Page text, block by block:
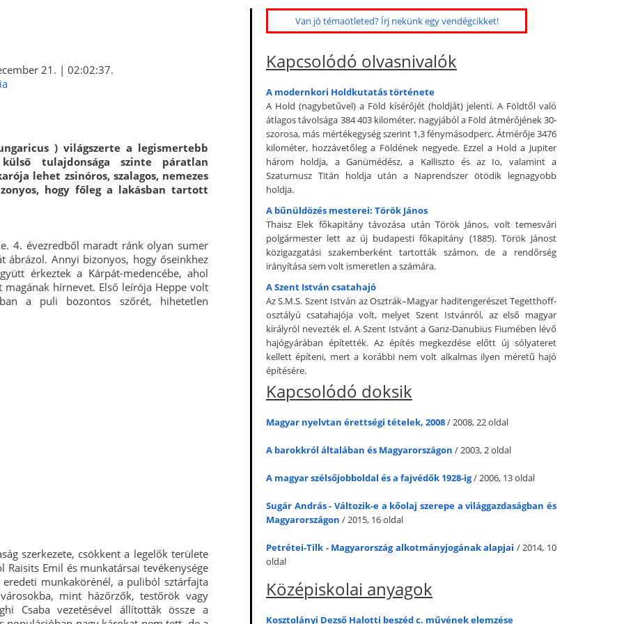
21. | 02:02:37.
) világszerte a legismertebb
tulajdonsága szinte páratlan
lehet zsinóros, szalagos, nemezes
hogy főleg a lakásban tartott
4. évezredből maradt ránk olyan sumer
ábrázol. Annyi bizonyos, hogy őseinkhez
érkeztek a Kárpát-medencébe, ahol
hírnevet. Első leírója Heppe volt
a puli bozontos szőrét, hihetetlen
szerkezete, csökkent a legelők területe
Emil és munkatársai tevékenysége
munkakörénél, a puliból sztárfajta
mint házőrzők, testőrök vagy
Csaba vezetésével állították össze a
Van jó témaötleted? Írj nekünk egy vendégcikket!
Kapcsolódó olvasnivalók
A modernkori Holdkutatás története
A Hold (nagybetűvel) a Föld kísérőjét (holdját) jelenti. A Földtől való
átlagos távolsága 384 403 kilométer, nagyjából a Föld átmérőjének 30-
szorosa, más mértékegység szerint 1,3 fénymásodperc. Átmérője 3476
kilométer, hozzávetőleg a Földének negyede. Ezzel a Hold a Jupiter
három holdja, a Ganümédész, a Kalliszto és az Io, valamint a
Szaturnusz Titán holdja után a Naprendszer ötödik legnagyobb
holdja.
A bűnüldözés mesterei: Török János
Thaisz Elek főkapitány távozása után Török János, volt temesvári
polgármester lett az új budapesti főkapitány (1885). Török Jánost
közigazgatási szakemberként tartották számon, de a rendőrség
irányítása sem volt ismeretlen a számára.
A Szent István csatahajó
Az S.M.S. Szent István az Osztrák–Magyar haditengerészet Tegetthoff-
osztályú csatahajója volt, melyet Szent Istvánról, az első magyar
királyról nevezték el. A Szent Istvánt a Ganz-Danubius Fiumében lévő
hajógyárában építették. Az építés megkezdése előtt új sólyateret
kellett építeni, mert a korábbi nem volt alkalmas ilyen méretű hajó
építésére.
Kapcsolódó doksik
Magyar nyelvtan érettségi tételek, 2008/ 2008, 22 oldal
A barokkról általában és Magyarországon / 2003, 2 oldal
A magyar szélsőjobboldal és a fajvédők 1928-ig/ 2006, 13 oldal
Sugár András - Változik-e a kőolaj szerepe a világgazdaságban és
Magyarországon / 2015, 16 oldal
Petrétei-Tilk - Magyarország alkotmányjogának alapjai / 2014, 10
oldal
Középiskolai anyagok
Kosztolányi Dezső Halotti beszéd c. művének elemzése